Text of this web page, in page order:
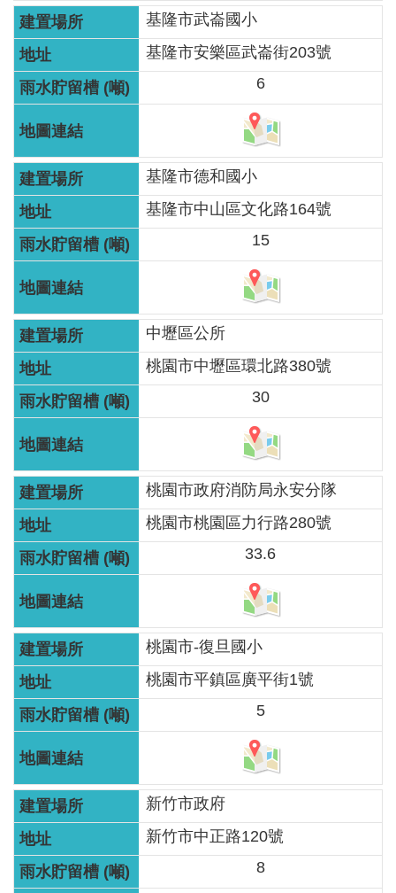
網
站
資
料
開
放
告
隱
私
權
保
護
政
策
智
能
服
務
台
基隆市武崙國小
基隆市安樂區武崙街203號
6
基隆市德和國小
基隆市中山區文化路164號
15
中壢區公所
桃園市中壢區環北路380號
30
桃園市政府消防局永安分隊
桃園市桃園區力行路280號
33.6
桃園市-復旦國小
桃園市平鎮區廣平街1號
5
新竹市政府
新竹市中正路120號
8